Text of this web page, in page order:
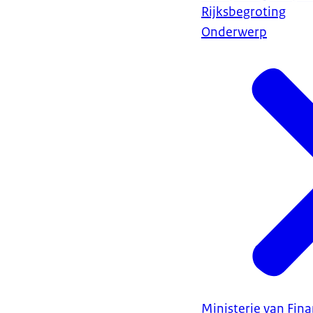
Rijksbegroting
Onderwerp
Ministerie van